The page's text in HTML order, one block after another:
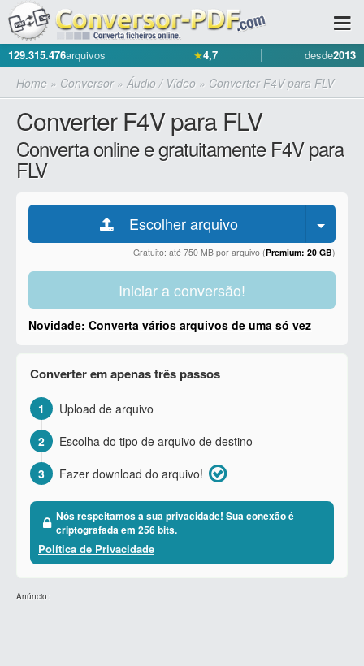
129.315.476arquivos ★4,7 desde2013
Home » Conversor» Áudio / Vídeo » Converter F4V para FLV
Converter F4V para FLV
Converta online e gratuitamente F4V para
FLV
Escolher arquivo
Gratuito: até 750 MB por arquivo (Premium: 20 GB)
Iniciar a conversão!
Novidade: Converta vários arquivos de uma só vez
Converter em apenas três passos
1
Upload de arquivo
2
Escolha do tipo de arquivo de destino
3
Fazer download do arquivo!
Nós respeitamos a sua privacidade! Sua conexão é
criptografada em 256 bits.
Política de Privacidade
Anúncio: